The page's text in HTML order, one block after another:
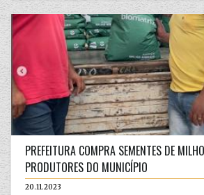
PREFEITURA COMPRA SEMENTES DE
PRODUTORES DO MUNICÍPIO
20.11.2023